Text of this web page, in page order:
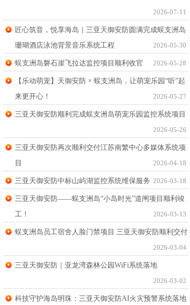
2026-07-11
匠心筑音，悦享海岛｜三亚天御安防圆满完成蜈支洲岛
珊瑚酒店泳池背景音乐系统工程
2026-05-30
蜈支洲岛磐石崖飞拉达监控项目顺利收官 2026-05-28
【乐动萌宠】天御安防 × 蜈支洲岛，让萌宠乐园“听”起
来更开心！
2026-05-27
三亚天御安防顺利完成蜈支洲岛萌宠乐园监控系统项目
2026-05-26
三亚天御安防再次顺利交付江苏南繁中心多媒体系统项
目
2026-04-18
三亚天御安防中标山屿湖监控系统维保服务 2026-03-18
三亚天御安防——蜈支洲岛“小岛时光”道闸项目顺利竣
工！
2026-03-13
蜈支洲岛员工宿舍人脸门禁项目 三亚天御安防顺利交付
2026-03-04
三亚天御安防｜亚龙湾森林公园WiFi系统落地
2026-03-02
科技守护海岛明珠：三亚天御安防AI火灾预警系统落地